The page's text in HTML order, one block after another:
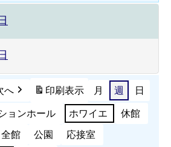
へ 印刷表示 月 週 日
ョンホール ホワイエ 休館
全館 公園 応接室